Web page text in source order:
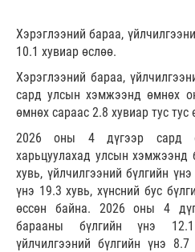
Хэрэглээний бараа,
10.1 хувиар өслөө.
Хэрэглээний бараа,
сард улсын хэмжээнд өмнөх
өмнөх сараас 2.8 хувиар тус тус
2026 оны 4 дүгээр сард
харьцуулахад улсын хэмжээнд
хувь, үйлчилгээний бүлгийн
үнэ 19.3 хувь, хүнсний бус
өссөн байна. 2026 оны 4
барааны бүлгийн үнэ
үйлчилгээний бүлгийн үнэ